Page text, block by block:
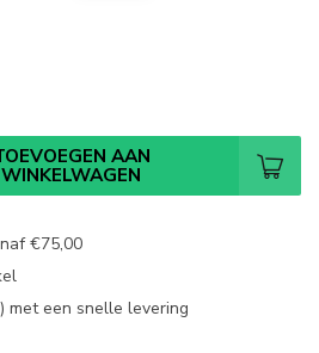
AAN
WINKELWAGEN
€75,00
met een snelle levering